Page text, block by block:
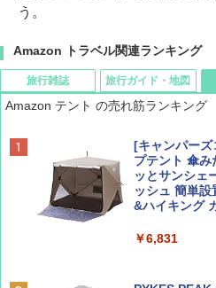
う。
Amazon トラベル関連ランキング
旅行雑誌
ディズニー
誌] (ＤＩＳ
￥713
旅行ガイド・地図
僕が見た未来
￥0
Amazon テント の売れ筋ランキング
[キャンパーズ
プテント 傘み
ッとサンシェ
ッシュ 簡単
&ハイキング
￥6,831